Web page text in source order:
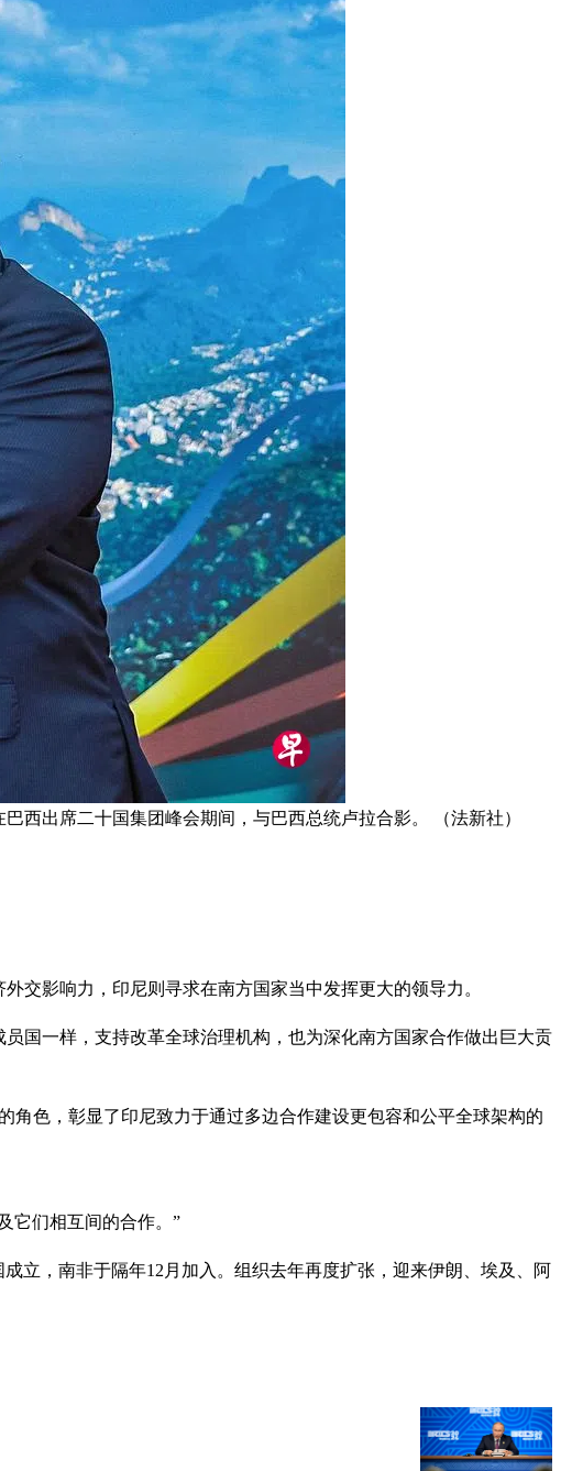
西出席二十国集团峰会期间，与巴西总统卢拉合影。 （法新社）
交影响力，印尼则寻求在南方国家当中发挥更大的领导力。
国一样，支持改革全球治理机构，也为深化南方国家合作做出巨大贡
色，彰显了印尼致力于通过多边合作建设更包容和公平全球架构的
它们相互间的合作。”
立，南非于隔年12月加入。组织去年再度扩张，迎来伊朗、埃及、阿